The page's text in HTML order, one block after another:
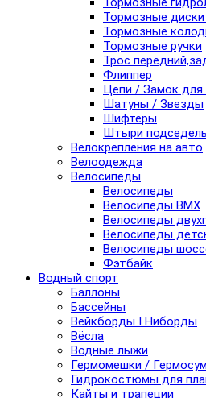
Тормозные
Тормозные
Тормозные ручки
Трос
Флиппер
Цепи / Замок для
Шатуны / Звезды
Шифтеры
Штыри
Велокрепления на авто
Велоодежда
Велосипеды
Велосипеды
Велосипеды BMX
Велосипеды
Велосипеды
Велосипеды
Фэтбайк
Водный спорт
Баллоны
Бассейны
Вейкборды I Ниборды
Вёсла
Водные лыжи
Гермомешки /
Гидрокостюмы для
Кайты и трапеции